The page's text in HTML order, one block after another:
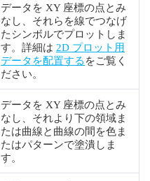
データを XY 座標の点とみ
なし、それらを線でつなげ
たシンボルでプロットしま
す。詳細は 2D プロット用
データを配置する をご覧く
ださい。
データを XY 座標の点とみ
なし、それより下の領域ま
たは曲線と曲線の間を色ま
たはパターンで塗潰しま
す。